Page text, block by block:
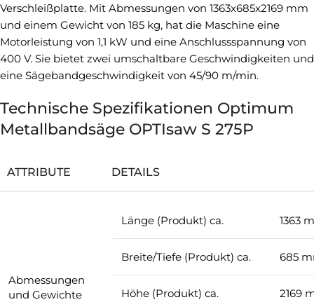
Verschleißplatte. Mit Abmessungen von 1363x685x2169 mm
und einem Gewicht von 185 kg, hat die Maschine eine
Motorleistung von 1,1 kW und eine Anschlussspannung von
400 V. Sie bietet zwei umschaltbare Geschwindigkeiten und
eine Sägebandgeschwindigkeit von 45/90 m/min.
Technische Spezifikationen Optimum
Metallbandsäge OPTIsaw S 275P
ATTRIBUTE DETAILS
Abmessungen
und Gewichte
Länge (Produkt) ca. 1363
Breite/Tiefe (Produkt) ca. 685
Höhe (Produkt) ca. 2169